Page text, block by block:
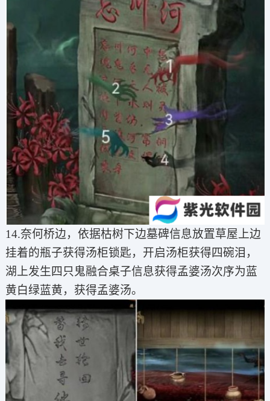
14.奈何桥边，依据枯树下边墓碑信息放置草屋上边
挂着的瓶子获得汤柜锁匙，开启汤柜获得四碗泪，
湖上发生四只鬼融合桌子信息获得孟婆汤次序为蓝
黄白绿蓝黄，获得孟婆汤。